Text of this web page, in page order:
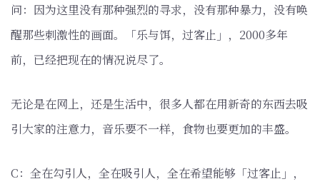
问：因为这里没有那种强烈的寻求，没有那种暴力，没有唤
醒那些刺激性的画面。「乐与饵，过客止」，2000多年
前，已经把现在的情况说尽了。
无论是在网上，还是生活中，很多人都在用新奇的东西去吸
引大家的注意力，音乐要不一样，食物也要更加的丰盛。
C：全在勾引人，全在吸引人，全在希望能够「过客止」，